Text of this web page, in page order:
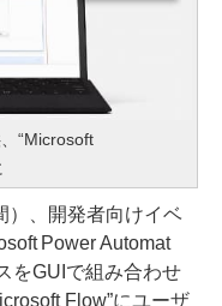
“Microsoft
、開発者向けイベ
Power Automat
をGUIで組み合わせ
Flow”にユーザ